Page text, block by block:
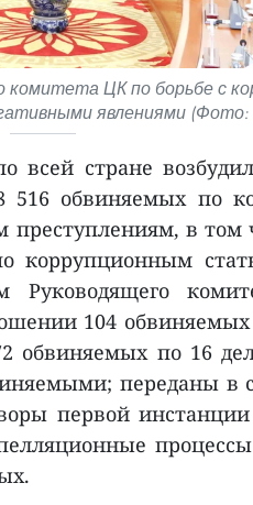
комитета ЦК по борьбе с
явлениями
всей стране
516 обвиняемых по
в том
коррупционным
Руководящего
104 обвиняемых
обвиняемых по 16
переданы в
первой